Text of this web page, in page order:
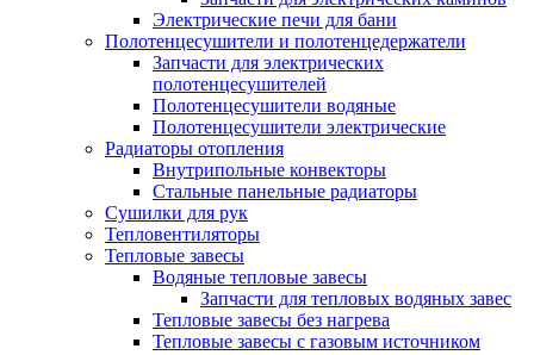
Электрические печи для бани
Полотенцесушители и полотенцедержатели
Запчасти для электрических
полотенцесушителей
Полотенцесушители водяные
Полотенцесушители электрические
Радиаторы отопления
Внутрипольные конвекторы
Стальные панельные радиаторы
Сушилки для рук
Тепловентиляторы
Тепловые завесы
Водяные тепловые завесы
Запчасти для тепловых водяных завес
Тепловые завесы без нагрева
Тепловые завесы с газовым источником